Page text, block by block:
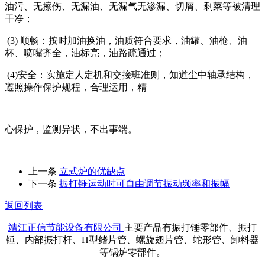
油污、无擦伤、无漏油、无漏气无渗漏、切屑、剩菜等被清理
干净；
(3) 顺畅：按时加油换油，油质符合要求，油罐、油枪、油
杯、喷嘴齐全，油标亮，油路疏通过；
(4)安全：实施定人定机和交接班准则，知道尘中轴承结构，
遵照操作保护规程，合理运用，精
心保护，监测异状，不出事端。
上一条 立式炉的优缺点
下一条 振打锤运动时可自由调节振动频率和振幅
返回列表
靖江正信节能设备有限公司 主要产品有振打锤零部件、振打
锤、内部振打杆、H型鳍片管、螺旋翅片管、蛇形管、卸料器
等锅炉零部件。